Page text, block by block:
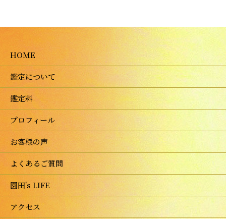
HOME
鑑定について
鑑定料
プロフィール
お客様の声
よくあるご質問
園田's LIFE
アクセス